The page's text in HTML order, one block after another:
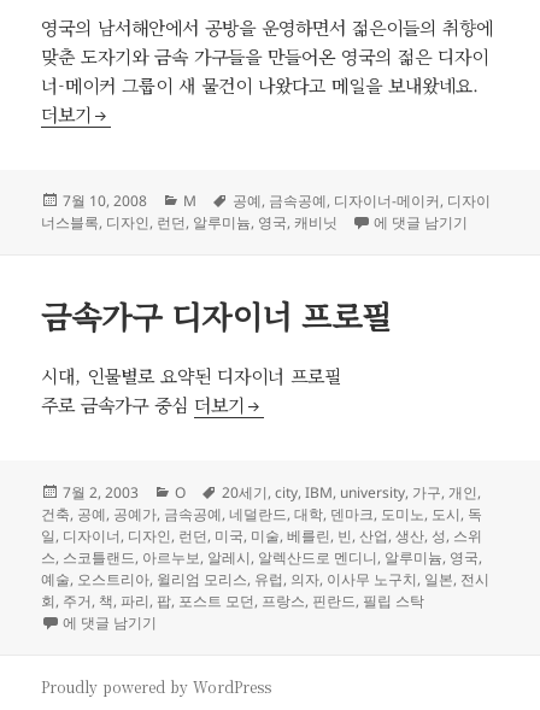
영국의 남서해안에서 공방을 운영하면서 젊은이들의 취향에
맞춘 도자기와 금속 가구들을 만들어온 영국의 젊은 디자이
너-메이커 그룹이 새 물건이 나왔다고 메일을 보내왔네요.
프레시웨스트 디자인Freshwest Design, 욕실용 캐비닛
더보기
작
성
7월 10, 2008
카
테
M
태
그
공예, 금속공예, 디자이너-메이커, 디자이
너스블록, 디자인, 런던, 알루미늄, 영국,캐비닛 프레시웨스트 디자인
에 댓글 남기기
금속가구 디자이너 프로필
시대, 인물별로 요약된 디자이너 프로필
주로 금속가구 중심 금속가구 디자이너 프로필
더보기
작
성
일
자
7월 2, 2003
카
테
고
리
O
태
그
20세기,city,IBM, university, 가구,개인,
건축, 공예, 공예가, 금속공예,네덜란드,대학, 덴마크, 도미노, 도시, 독
일, 디자이너, 디자인, 런던, 미국, 미술,베를린, 빈,산업,생산, 성, 스위
스, 스코틀랜드, 아르누보, 알레시, 알렉산드로 멘디니, 알루미늄, 영국,
예술, 오스트리아, 윌리엄 모리스, 유럽, 의자, 이사무 노구치, 일본, 전시
회, 주거, 책,파리,팝, 포스트 모던, 프랑스, 핀란드, 필립 스탁
금속가구 디자이너 프로필
에 댓글 남기기
Proudly powered by WordPress